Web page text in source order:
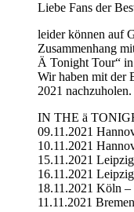
Liebe Fans der
leider können auf
Zusammenhang
Ä Tonight Tour“
Wir haben mit der
2021 nachzuholen.
IN THE ä
09.11.2021
10.11.2021
15.11.2021
16.11.2021
18.11.2021 Köln –
11.11.2021